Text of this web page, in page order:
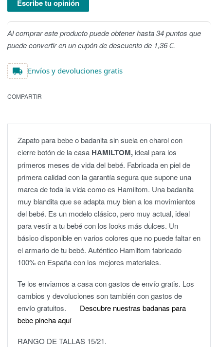
Escribe tu opinión
Al comprar este producto puede obtener hasta 34 puntos que
puede convertir en un cupón de descuento de 1,36 €.
Envíos y devoluciones gratis
COMPARTIR
Zapato para bebe o badanita sin suela en charol con
cierre botón de la casa HAMILTOM, ideal para los
primeros meses de vida del bebé. Fabricada en piel de
primera calidad con la garantía segura que supone una
marca de toda la vida como es Hamiltom. Una badanita
muy blandita que se adapta muy bien a los movimientos
del bebé. Es un modelo clásico, pero muy actual, ideal
para vestir a tu bebé con los looks más dulces. Un
básico disponible en varios colores que no puede faltar en
el armario de tu bebé. Auténtico Hamiltom fabricado
100% en España con los mejores materiales.
Te los enviamos a casa con gastos de envío gratis. Los
cambios y devoluciones son también con gastos de
envío gratuitos. Descubre nuestras badanas para
bebe pincha aquí
RANGO DE TALLAS 15/21.